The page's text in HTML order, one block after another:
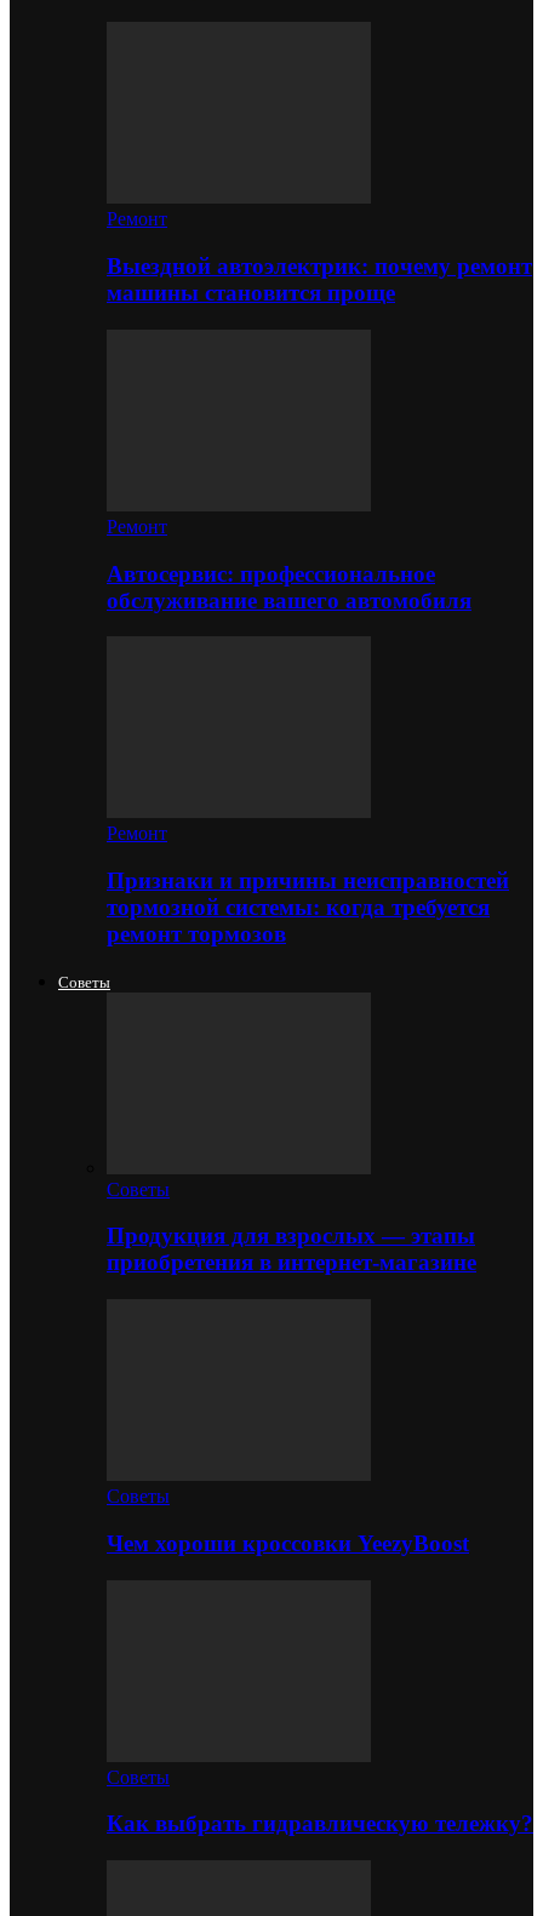
Ремонт
Выездной автоэлектрик: почему ремонт
машины становится проще
Ремонт
Автосервис: профессиональное
обслуживание вашего автомобиля
Ремонт
Признаки и причины неисправностей
тормозной системы: когда требуется
ремонт тормозов
Советы
Советы
Продукция для взрослых — этапы
приобретения в интернет-магазине
Советы
Чем хороши кроссовки YeezyBoost
Советы
Как выбрать гидравлическую тележку?